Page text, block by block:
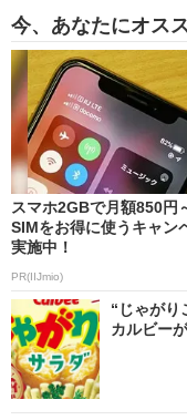
今、あなたにオス
スマホ2GBで月額850円
SIMをお得に使うキャン
実施中！
PR(IIJmio)
“じゃが
カルビー